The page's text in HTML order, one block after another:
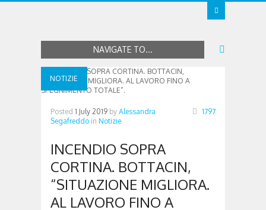
NAVIGATE TO...
NOTIZIE
Posted 1 July 2019 by Alessandra
Segafreddo in Notizie
1797
INCENDIO SOPRA
CORTINA. BOTTACIN,
“SITUAZIONE MIGLIORA.
AL LAVORO FINO A